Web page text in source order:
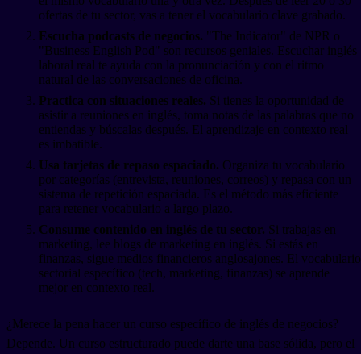
ofertas de tu sector, vas a tener el vocabulario clave grabado.
Escucha podcasts de negocios. "The Indicator" de NPR o
"Business English Pod" son recursos geniales. Escuchar inglés
laboral real te ayuda con la pronunciación y con el ritmo
natural de las conversaciones de oficina.
Practica con situaciones reales. Si tienes la oportunidad de
asistir a reuniones en inglés, toma notas de las palabras que no
entiendas y búscalas después. El aprendizaje en contexto real
es imbatible.
Usa tarjetas de repaso espaciado. Organiza tu vocabulario
por categorías (entrevista, reuniones, correos) y repasa con un
sistema de repetición espaciada. Es el método más eficiente
para retener vocabulario a largo plazo.
Consume contenido en inglés de tu sector. Si trabajas en
marketing, lee blogs de marketing en inglés. Si estás en
finanzas, sigue medios financieros anglosajones. El vocabulario
sectorial específico (tech, marketing, finanzas) se aprende
mejor en contexto real.
¿Merece la pena hacer un curso específico de inglés de negocios?
Depende. Un curso estructurado puede darte una base sólida, pero el